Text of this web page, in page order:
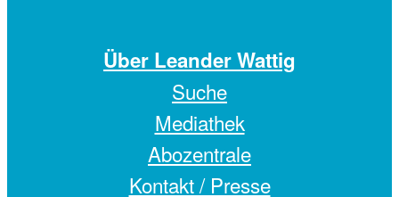
Über Leander Wattig
Suche
Mediathek
Abozentrale
Kontakt / Presse